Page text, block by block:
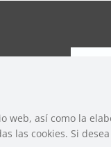
Política de Cookies |
web, así como la
las cookies. Si